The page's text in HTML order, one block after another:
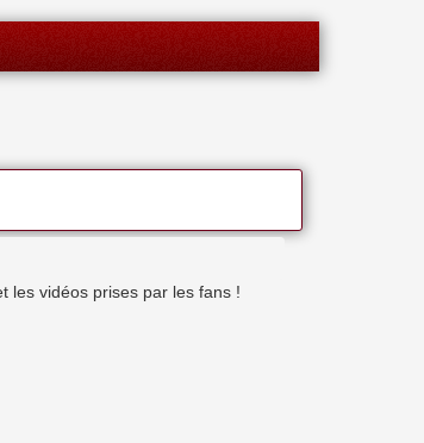
les vidéos prises par les fans !